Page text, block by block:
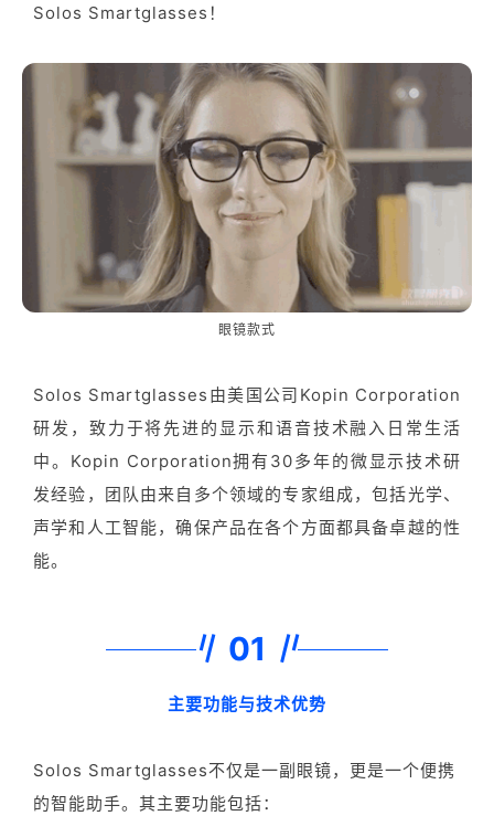
Solos Smartglasses！
眼镜款式
Solos Smartglasses由美国公司Kopin Corporation
研发，致力于将先进的显示和语音技术融入日常生活
中。Kopin Corporation拥有30多年的微显示技术研
发经验，团队由来自多个领域的专家组成，包括光学、
声学和人工智能，确保产品在各个方面都具备卓越的性
能。
01
主要功能与技术优势
Solos Smartglasses不仅是一副眼镜，更是一个便携
的智能助手。其主要功能包括：